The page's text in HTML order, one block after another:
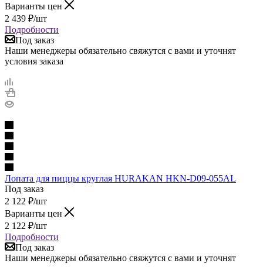
Варианты цен
2 439 ₽/шт
Подробности
Под заказ
Наши менеджеры обязательно свяжутся с вами и уточнят
условия заказа
Лопата для пиццы круглая HURAKAN HKN-D09-055AL
Под заказ
2 122 ₽/шт
Варианты цен
2 122 ₽/шт
Подробности
Под заказ
Наши менеджеры обязательно свяжутся с вами и уточнят